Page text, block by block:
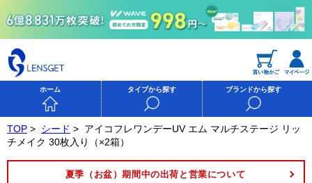
ホーム タイプから探す ブランドから探す
TOP > シード > アイコフレワンデーUV エム マルチステージ リッ
チメイク 30枚入り（×2箱）
夏季（お盆）期間中の出荷と営業について